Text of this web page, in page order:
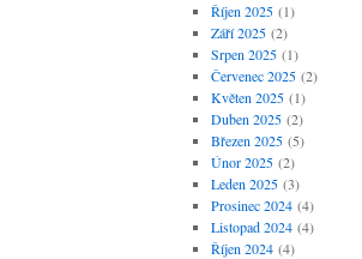
Říjen 2025(1)
Září 2025(2)
Srpen 2025(1)
Červenec 2025(2)
Květen 2025(1)
Duben 2025(2)
Březen 2025(5)
Únor 2025(2)
Leden 2025(3)
Prosinec 2024(4)
Listopad 2024(4)
Říjen 2024(4)